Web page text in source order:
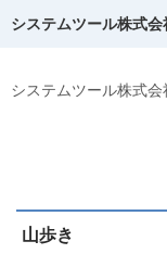
システムツール株式
システムツール株式会
企業情報
山歩き